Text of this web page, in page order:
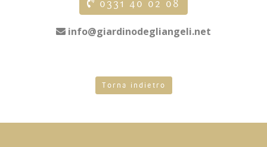
0331 40 02 08
info@giardinodegliangeli.net
Torna indietro